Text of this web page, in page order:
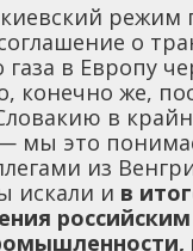
режим
о
газа в Европу
конечно же,
в
мы это
из
искали и в